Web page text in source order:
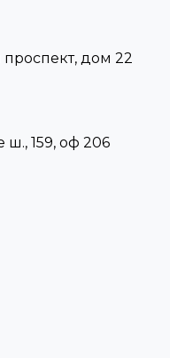
проспект, дом 22
ш., 159, оф 206